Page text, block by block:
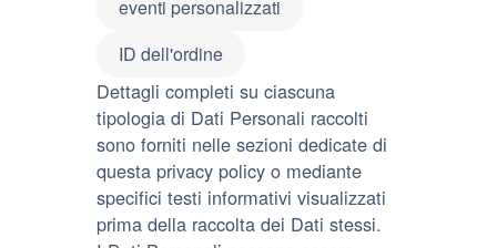
eventi personalizzati
ID dell'ordine
Dettagli completi su ciascuna
tipologia di Dati Personali raccolti
sono forniti nelle sezioni dedicate di
questa privacy policy o mediante
specifici testi informativi visualizzati
prima della raccolta dei Dati stessi.